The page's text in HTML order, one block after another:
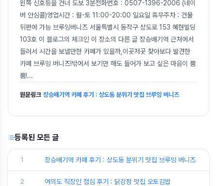
왼쪽 신호등을 건너 도보 3분전화번호 : 0507-1396-2006 (네이
버 안심콜)영업시간 : 월-토 11:00-20:00 일요일 휴무주차 : 건물
뒤편에 가능 브루잉버니즈 서울특별시 동작구 상도로 153 혜현빌딩
103호 이 블로그의 체크인 이 장소의 다른 글 장승배기역 근처에서
들러서 시간을 보낼만한 카페가 있을까,이곳저곳 찾아보다 발견한
카페 브루잉 버니즈!밖에서 보기만 해도 들어가 보고 싶은 마음이 뿜
뿜!...
원문링크 장승배기역 카페 후기 : 상도동 분위기 맛집 브루잉 버니즈
등록된 모든 글
1 장승배기역 카페 후기 : 상도동 분위기 맛집 브루잉 버니즈
2 여의도 직장인 점심 후기 : 닭강정 맛집 오토김밥